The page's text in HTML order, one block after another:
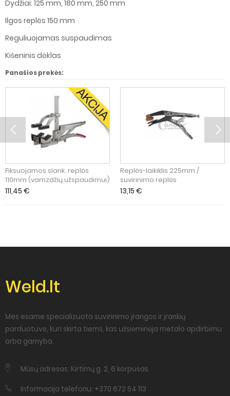
Dydžiai: 125 mm, 180 mm, 250 mm
Ilgos replės 150 mm
Reguliuojamas suspaudimas
Kišeninis dėklas
Panašios prekės:
Fiksuojamos slank. replės
110mm (vamzdžių užspaudimui)
111,45 €
Replės-laikiklis 225mm /
suvirinimo replės
13,15 €
Weld.lt
Mes esame specializuota suvirinimo įrangos ir įrankių
parduotuvė, kuri skirta tiems, kas užsiėminėja metalo apdirbimu
arba gamyba.
Mūsų adresas: Kirtimų g. 2, 6 korpusas
Informacija telefonu: +370 672 54 113